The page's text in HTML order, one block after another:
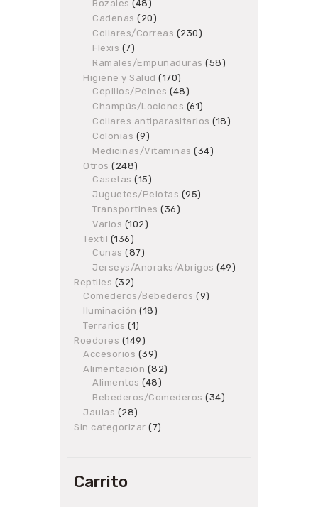
Bozales 4848
products
Cadenas 2020
products
Collares/Correas 230230
Flexis 77
products
Ramales/Empuñaduras 5858
Higiene y Salud 170170
products
Cepillos/Peines 4848
products
Champús/Lociones 6161
products
Collares antiparasitarios 1818
Colonias 99
products
Medicinas/Vitaminas 3434
Otros 248248
products
Casetas 1515
products
Juguetes/Pelotas 9595
Transportines 3636
Varios 102102
Textil 136136
products
Cunas 8787
products
Jerseys/Anoraks/Abrigos 4949
Reptiles 3232
products
Comederos/Bebederos 99
Iluminación 1818
Terrarios 11
product
Roedores 149149
products
Accesorios 3939
products
Alimentación 8282
Alimentos 4848
products
Bebederos/Comederos 3434
Jaulas 2828
products
Sin categorizar 77
Carrito